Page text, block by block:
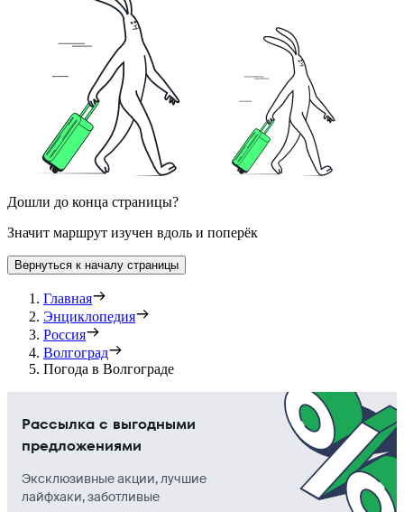
Дошли до конца страницы?
Значит маршрут изучен вдоль и поперёк
Вернуться к началу страницы
Главная
Энциклопедия
Россия
Волгоград
Погода в Волгограде
Рассылка с выгодными
предложениями
Эксклюзивные акции, лучшие
лайфхаки, заботливые